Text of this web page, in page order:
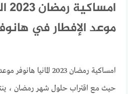
موعد الإفطار في هانوفر
حيث مع اقتراب حلول شهر رمضان ،